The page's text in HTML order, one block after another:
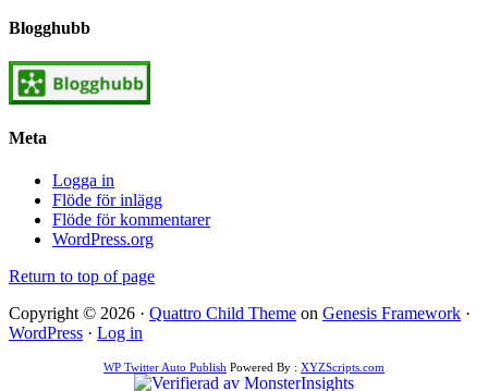
Blogghubb
Meta
Logga in
Flöde för inlägg
Flöde för kommentarer
WordPress.org
Return to top of page
Copyright © 2026 · Quattro Child Theme on Genesis Framework ·
WordPress · Log in
WP Twitter Auto Publish Powered By : XYZScripts.com